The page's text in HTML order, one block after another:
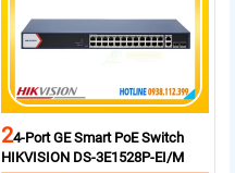
24-Port GE Smart PoE Switch
HIKVISION DS-3E1528P-EI/M